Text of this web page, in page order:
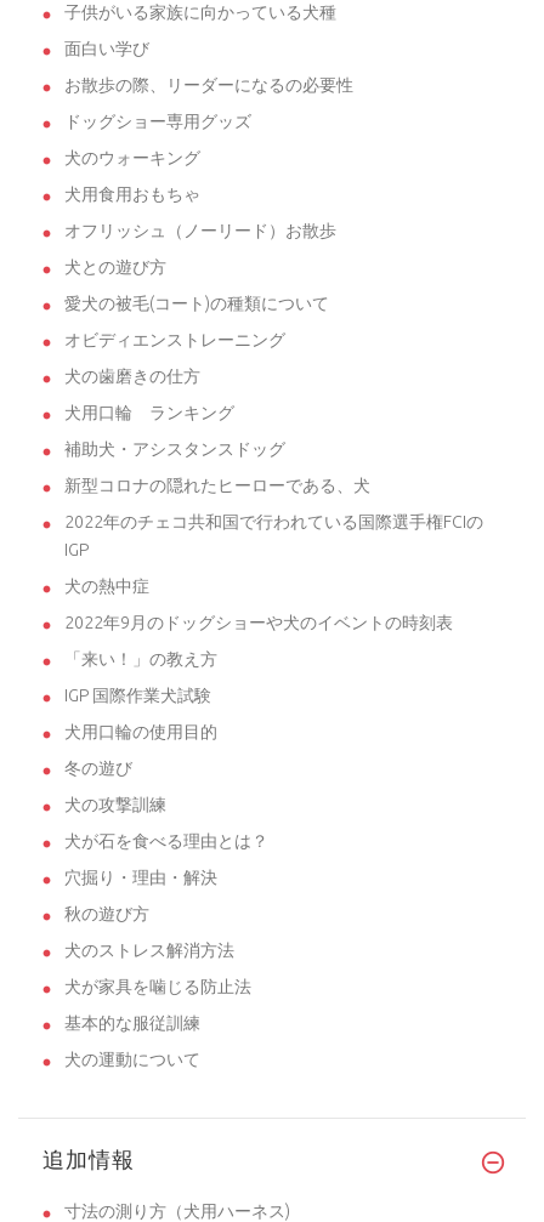
子供がいる家族に向かっている犬種
面白い学び
お散歩の際、リーダーになるの必要性
ドッグショー専用グッズ
犬のウォーキング
犬用食用おもちゃ
オフリッシュ（ノーリード）お散歩
犬との遊び方
愛犬の被毛(コート)の種類について
オビディエンストレーニング
犬の歯磨きの仕方
犬用口輪 ランキング
補助犬・アシスタンスドッグ
新型コロナの隠れたヒーローである、犬
2022年のチェコ共和国で行われている国際選手権FCIの
IGP
犬の熱中症
2022年9月のドッグショーや犬のイベントの時刻表
「来い！」の教え方
IGP 国際作業犬試験
犬用口輪の使用目的
冬の遊び
犬の攻撃訓練
犬が石を食べる理由とは？
穴掘り・理由・解決
秋の遊び方
犬のストレス解消方法
犬が家具を噛じる防止法
基本的な服従訓練
犬の運動について
追加情報
寸法の測り方（犬用ハーネス)